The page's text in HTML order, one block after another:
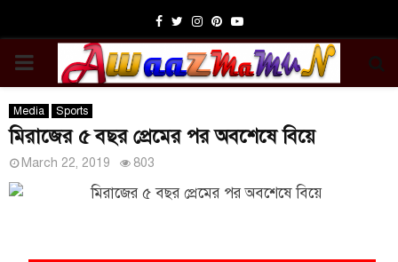
Facebook
TwitterInstagram
Pinterest
Youtube
PRIMARY
MENU
Media Sports
মিরাজের ৫ বছর প্রেমের পর অবশেষে বিয়ে
March 22, 2019 803